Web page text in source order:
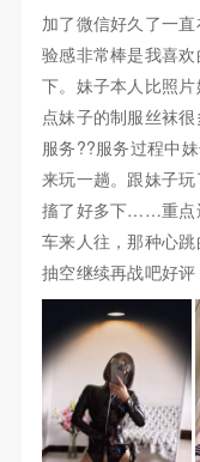
加了微信好久了一
验感非常棒是我喜
下。妹子本人比照
点妹子的制服丝袜
服务??服务过程中
来玩一趟。跟妹子
搐了好多下……重点
车来人往，那种心
抽空继续再战吧好评